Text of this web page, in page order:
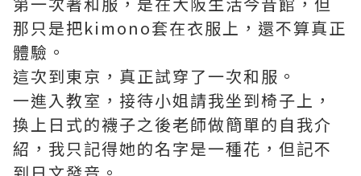
那只是把kimono套在衣服上，還不算真正
體驗。
這次到東京，真正試穿了一次和服。
一進入教室，接待小姐請我坐到椅子上，
換上日式的襪子之後老師做簡單的自我介
紹，我只記得她的名字是一種花，但記不